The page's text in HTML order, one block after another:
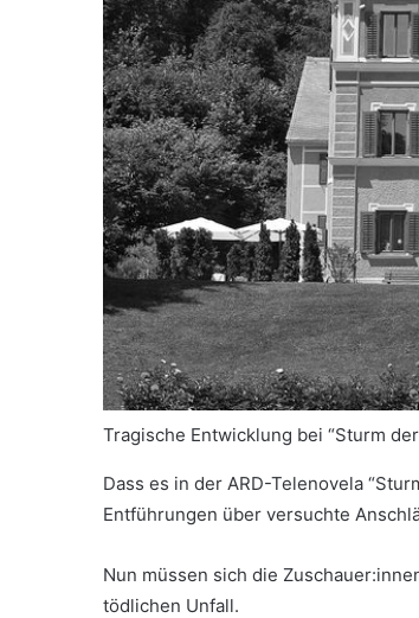
Tragische Entwicklung bei “Sturm der
Dass es in der ARD-Telenovela
Entführungen über versuchte
Nun müssen sich die
tödlichen Unfall.